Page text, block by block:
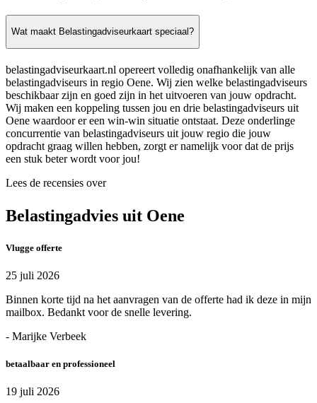
Wat maakt Belastingadviseurkaart speciaal?
belastingadviseurkaart.nl opereert volledig onafhankelijk van alle
belastingadviseurs in regio Oene. Wij zien welke belastingadviseurs
beschikbaar zijn en goed zijn in het uitvoeren van jouw opdracht.
Wij maken een koppeling tussen jou en drie belastingadviseurs uit
Oene waardoor er een win-win situatie ontstaat. Deze onderlinge
concurrentie van belastingadviseurs uit jouw regio die jouw
opdracht graag willen hebben, zorgt er namelijk voor dat de prijs
een stuk beter wordt voor jou!
Lees de recensies over
Belastingadvies uit Oene
Vlugge offerte
25 juli 2026
Binnen korte tijd na het aanvragen van de offerte had ik deze in mijn
mailbox. Bedankt voor de snelle levering.
- Marijke Verbeek
betaalbaar en professioneel
19 juli 2026